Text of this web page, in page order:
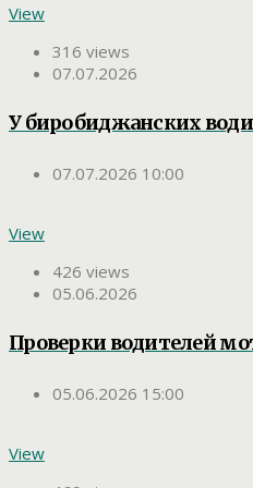
View
316 views
07.07.2026
У биробиджанских
07.07.2026 10:00
View
426 views
05.06.2026
Проверки водителей
05.06.2026 15:00
View